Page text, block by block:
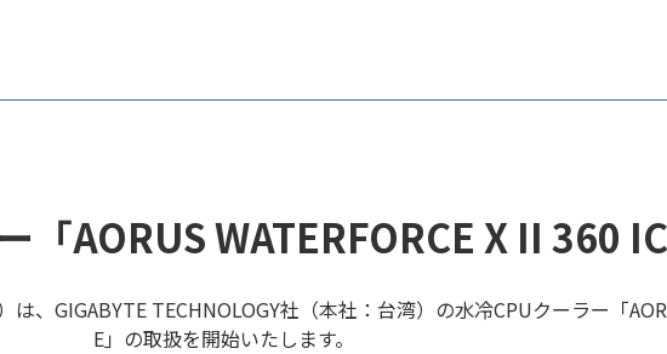
「AORUS WATERFORCE X II 360
、GIGABYTE TECHNOLOGY社（本社：台湾）の水冷CPUクーラー「
E」の取扱を開始いたします。